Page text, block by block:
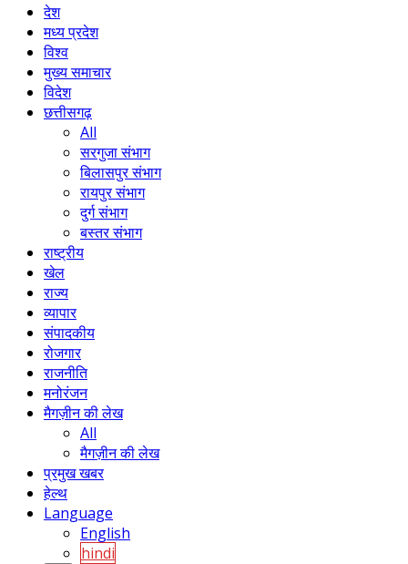
देश
मध्य प्रदेश
विश्व
मुख्य समाचार
विदेश
छत्तीसगढ़
All
सरगुजा संभाग
बिलासपुर संभाग
रायपुर संभाग
दुर्ग संभाग
बस्तर संभाग
राष्ट्रीय
खेल
राज्य
व्यापार
संपादकीय
रोजगार
राजनीति
मनोरंजन
मैगज़ीन की लेख
All
मैगज़ीन की लेख
प्रमुख खबर
हेल्थ
Language
English
hindi